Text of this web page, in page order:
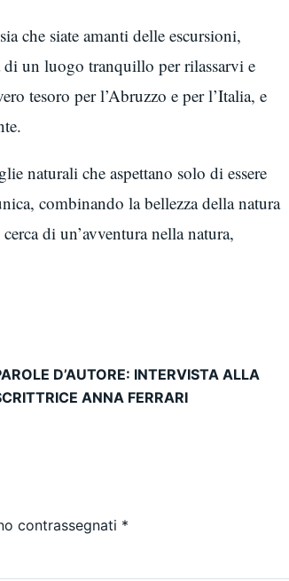
che siate amanti delle escursioni,
di un luogo tranquillo per rilassarvi e
tesoro per l’Abruzzo e per l’Italia, e
naturali che aspettano solo di essere
combinando la bellezza della natura
di un’avventura nella natura,
D’AUTORE: INTERVISTA ALLA
ANNA FERRARI
contrassegnati *